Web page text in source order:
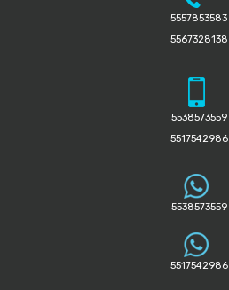
5557853583
5567328138
5538573559
5517542986
5538573559
5517542986